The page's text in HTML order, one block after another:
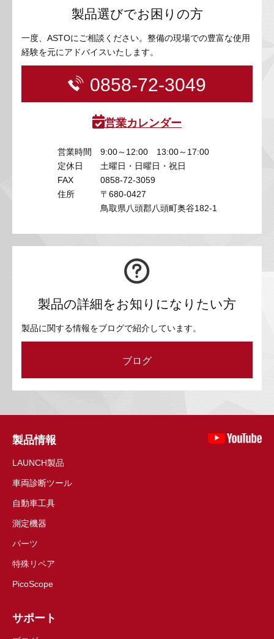
製品選びでお困りの方
一度、ASTOにご相談ください。整備の現場での豊富な使用
経験を元にアドバイスいたします。
0858-72-3049
営業カレンダー
営業時間
9:00～12:00 13:00～17:00
定休日
土曜日・日曜日・祝日
FAX
0858-72-3059
住所
〒680-0427
鳥取県八頭郡八頭町奥谷182-1
製品の詳細をお知りになりたい方
製品に関する情報をブログで紹介しています。
ブログ
製品情報
LAUNCH製品
車両診断ツール
自動車工具
測定機器
パーツ
特殊リペア
PicoScope
サポート